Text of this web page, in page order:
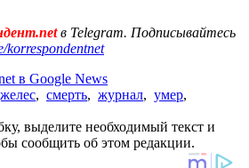
в Telegram. Подписывайтесь
korrespondentnet
в Google News
, смерть, журнал, умер,
выделите необходимый текст и
сообщить об этом редакции.